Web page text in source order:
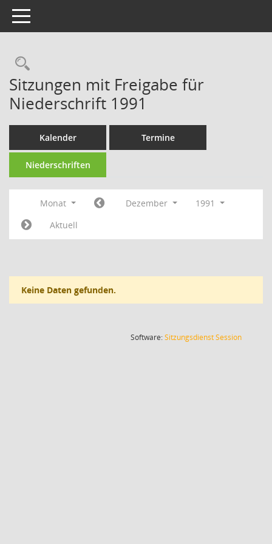
Toggle navigation
Rechercheauswahl
Sitzungen mit Freigabe für
Niederschrift 1991
Kalender Termine
Niederschriften
Monat Dezember
1991
Aktuell
Keine Daten gefunden.
Software:SitzungsdienstSession(Wird in